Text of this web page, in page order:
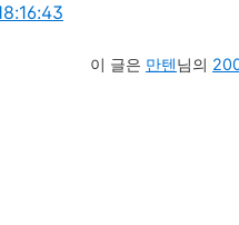
이 글은 만텐님의